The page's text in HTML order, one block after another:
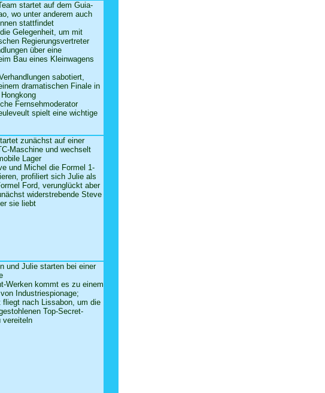
startet auf dem Guia-
wo unter anderem auch
stattfindet
Gelegenheit, um mit
Regierungsvertreter
über eine
Bau eines Kleinwagens
sabotiert,
dramatischen Finale in
Fernsehmoderator
spielt eine wichtige
zunächst auf einer
Maschine und wechselt
Lager
und Michel die Formel 1-
profiliert sich Julie als
Ford, verunglückt aber
widerstrebende Steve
sie liebt
und Julie starten bei einer
Werken kommt es zu einem
Industriespionage;
fliegt nach Lissabon, um die
Top-Secret-
vereiteln